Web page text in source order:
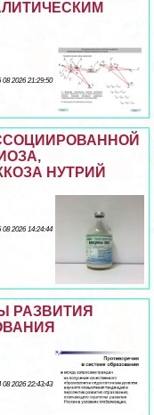
08 2026 21:29:50
НУТРИЙ
08 2026 14:24:44
РАЗВИТИЯ
08 2026 22:43:43